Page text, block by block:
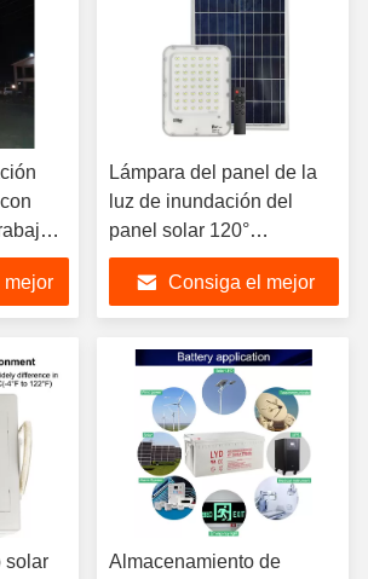
mejor
Lámpara del panel de la
luz de inundación del
panel solar 120°
69*56.5*23
Consiga el mejor
solar
Almacenamiento de